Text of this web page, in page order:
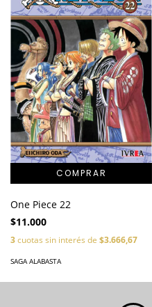
One Piece 22
$11.000
3cuotas sin interés de $3.666,67
SAGA ALABASTA